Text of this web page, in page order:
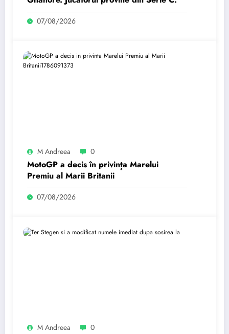
07/08/2026
M Andreea 0
MotoGP a decis în privința Marelui
Premiu al Marii Britanii
07/08/2026
M Andreea 0